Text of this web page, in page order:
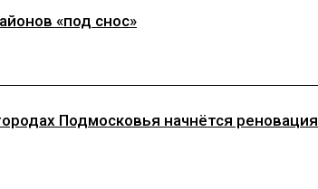
«под снос»
Подмосковья начнётся реновация